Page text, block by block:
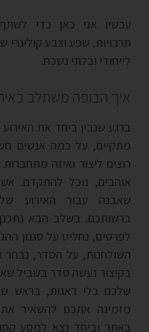
עכשיו אני כאן כדי
תרבויות, שפע וצבע
לייחודי ובלתי נשכח.
איך הבופה משתלב
ברגע שנבין ביחד את
מתקיים, על כמה אנשים
רוצים ליצור ואיזה
אוהבים, נוכל להתקדם.
שאבנה עבור האירוע
ברשותכם. בשלב הבא
לפרטים, נחליט על סגנון
השולחנות, על הסדר, נבחר
בקיצור נעשה סדר בשביל
שלכם בלי דאגות, בראש
מזמינה אתכם להשאיר
באתר וביחד נצא למסע